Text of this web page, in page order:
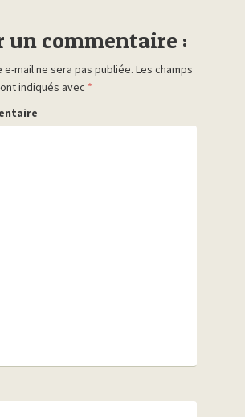
un commentaire :
mail ne sera pas publiée. Les champs
indiqués avec *